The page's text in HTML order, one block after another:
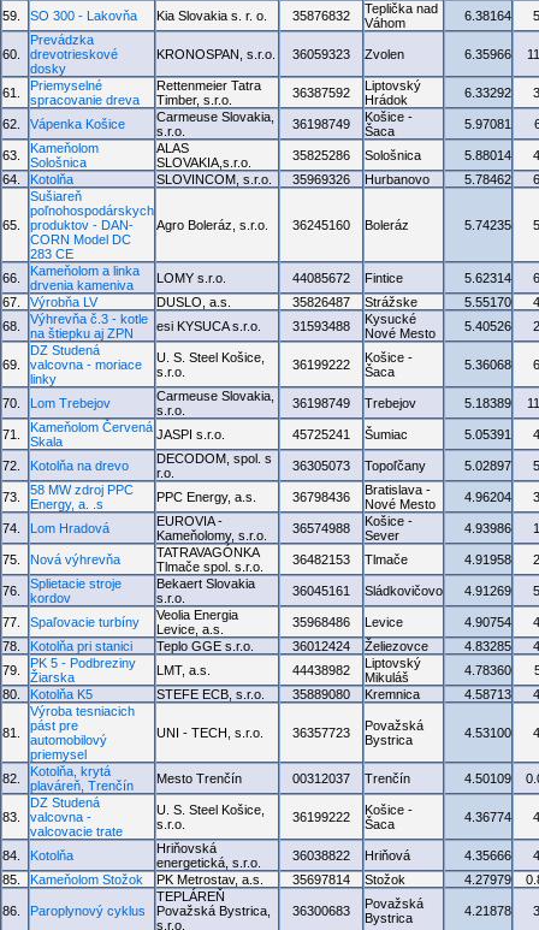
59. SO 300 - Lakovňa Kia Slovakia s. r. o. 35876832
Teplička nad
Váhom
6.38164
60.
Prevádzka
drevotrieskové
dosky
KRONOSPAN, s.r.o. 36059323 Zvolen 6.35966
61.
Priemyselné
spracovanie dreva
Rettenmeier Tatra
Timber, s.r.o.
36387592
Liptovský
Hrádok
6.33292
62. Vápenka Košice
Carmeuse Slovakia,
s.r.o.
36198749
Košice -
Šaca
5.97081
63.
Kameňolom
Sološnica
ALAS
SLOVAKIA,s.r.o.
35825286 Sološnica 5.88014
64.
Kotolňa SLOVINCOM, s.r.o. 35969326 Hurbanovo 5.78462
65.
Sušiareň
poľnohospodárskych
produktov - DAN-
CORN Model DC
283 CE
Agro Boleráz, s.r.o. 36245160 Boleráz 5.74235
66.
Kameňolom a linka
drvenia kameniva
LOMY s.r.o. 44085672 Fintice 5.62314
67.
Výrobňa LV DUSLO, a.s. 35826487 Strážske 5.55170
68.
Výhrevňa č.3 - kotle
na štiepku aj ZPN
esi KYSUCA s.r.o. 31593488
Kysucké
Nové Mesto
5.40526
69.
DZ Studená
valcovna - moriace
linky
U. S. Steel Košice,
s.r.o.
36199222
Košice -
Šaca
5.36068
70. Lom Trebejov
Carmeuse Slovakia,
s.r.o.
36198749 Trebejov 5.18389
71.
Kameňolom Červená
Skala
JASPI s.r.o. 45725241 Šumiac 5.05391
72. Kotolňa na drevo
DECODOM, spol. s
r.o.
36305073 Topoľčany 5.02897
73.
58 MW zdroj PPC
Energy, a. .s
PPC Energy, a.s. 36798436
Bratislava -
Nové Mesto
4.96204
74. Lom Hradová
EUROVIA -
Kameňolomy, s.r.o.
36574988
Košice -
Sever
4.93986
75. Nová výhrevňa
TATRAVAGÓNKA
Tlmače spol. s.r.o.
36482153 Tlmače 4.91958
76.
Splietacie stroje
kordov
Bekaert Slovakia
s.r.o.
36045161 Sládkovičovo 4.91269
77. Spaľovacie turbíny
Veolia Energia
Levice, a.s.
35968486 Levice 4.90754
78.
Kotolňa pri stanici Teplo GGE s.r.o. 36012424 Želiezovce 4.83285
79.
PK 5 - Podbreziny
Žiarska
LMT, a.s. 44438982
Liptovský
Mikuláš
4.78360
80.
Kotolňa K5 STEFE ECB, s.r.o. 35889080 Kremnica 4.58713
81.
Výroba tesniacich
pást pre
automobilový
priemysel
UNI - TECH, s.r.o. 36357723
Považská
Bystrica
4.53100
82.
Kotolňa, krytá
plaváreň, Trenčín
Mesto Trenčín 00312037 Trenčín 4.50109
83.
DZ Studená
valcovna -
valcovacie trate
U. S. Steel Košice,
s.r.o.
36199222
Košice -
Šaca
4.36774
84. Kotolňa
Hriňovská
energetická, s.r.o.
36038822 Hriňová 4.35666
85.
Kameňolom Stožok PK Metrostav, a.s. 35697814 Stožok 4.27979
86. Paroplynový cyklus
TEPLÁREŇ
Považská Bystrica,
s.r.o.
36300683
Považská
Bystrica
4.21878